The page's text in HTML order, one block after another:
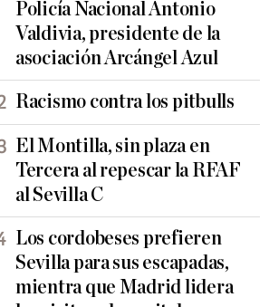
Policía Nacional Antonio
Valdivia, presidente de la
asociación Arcángel Azul
Racismo contra los pitbulls
El Montilla, sin plaza en
Tercera al repescar la RFAF
al Sevilla C
Los cordobeses prefieren
Sevilla para sus escapadas,
mientra que Madrid lidera